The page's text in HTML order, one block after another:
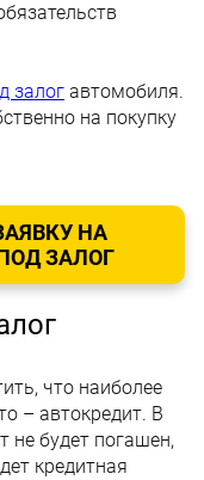
залог автомобиля.
на покупку
НА
ЗАЛОГ
что наиболее
– автокредит. В
не будет погашен,
кредитная